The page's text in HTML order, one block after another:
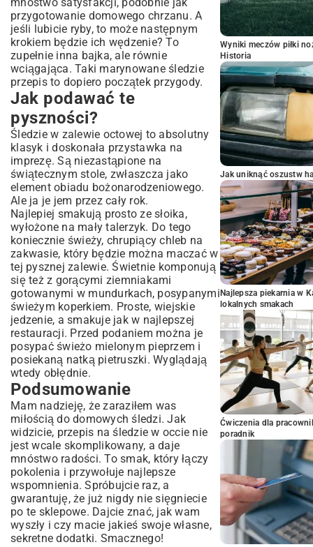
przygotowanie domowego chrzanu. A
jeśli lubicie ryby, to może następnym
krokiem będzie ich wędzenie? To
zupełnie inna bajka, ale równie
wciągająca. Taki marynowane śledzie
przepis to dopiero początek przygody.
Jak podawać te
pyszności?
Śledzie w zalewie octowej to absolutny
klasyk i doskonała przystawka na
imprezę. Są niezastąpione na
świątecznym stole, zwłaszcza jako
element obiadu bożonarodzeniowego.
Ale ja je jem przez cały rok.
Najlepiej smakują prosto ze słoika,
wyłożone na mały talerzyk. Do tego
koniecznie świeży, chrupiący chleb na
zakwasie, który będzie można maczać w
tej pysznej zalewie. Świetnie komponują
się też z gorącymi ziemniakami
gotowanymi w mundurkach, posypanymi
świeżym koperkiem. Proste, wiejskie
jedzenie, a smakuje jak w najlepszej
restauracji. Przed podaniem można je
posypać świeżo mielonym pieprzem i
posiekaną natką pietruszki. Wyglądają
wtedy obłędnie.
Podsumowanie
Mam nadzieję, że zaraziłem was
miłością do domowych śledzi. Jak
widzicie, przepis na śledzie w occie nie
jest wcale skomplikowany, a daje
mnóstwo radości. To smak, który łączy
pokolenia i przywołuje najlepsze
wspomnienia. Spróbujcie raz, a
gwarantuję, że już nigdy nie sięgniecie
po te sklepowe. Dajcie znać, jak wam
wyszły i czy macie jakieś swoje własne,
sekretne dodatki. Smacznego!
Wyniki meczów piłki
Historia
Jak uniknąć oszustw
Najlepsza piekarnia w
lokalnych smakach
Ćwiczenia dla
poradnik